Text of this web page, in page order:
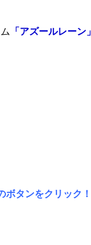
「アズールレーン」
ボタンをクリック！